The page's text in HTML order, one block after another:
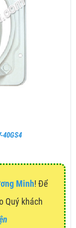
40GS4
Minh! Để
Quý khách